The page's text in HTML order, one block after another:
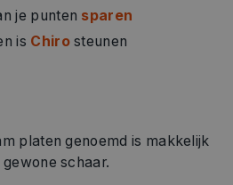
je punten sparen
is Chirosteunen
platen genoemd is makkelijk
schaar.